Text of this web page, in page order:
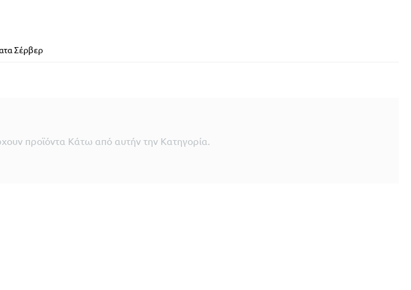
Σέρβερ
προϊόντα Κάτω από αυτήν την Κατηγορία.